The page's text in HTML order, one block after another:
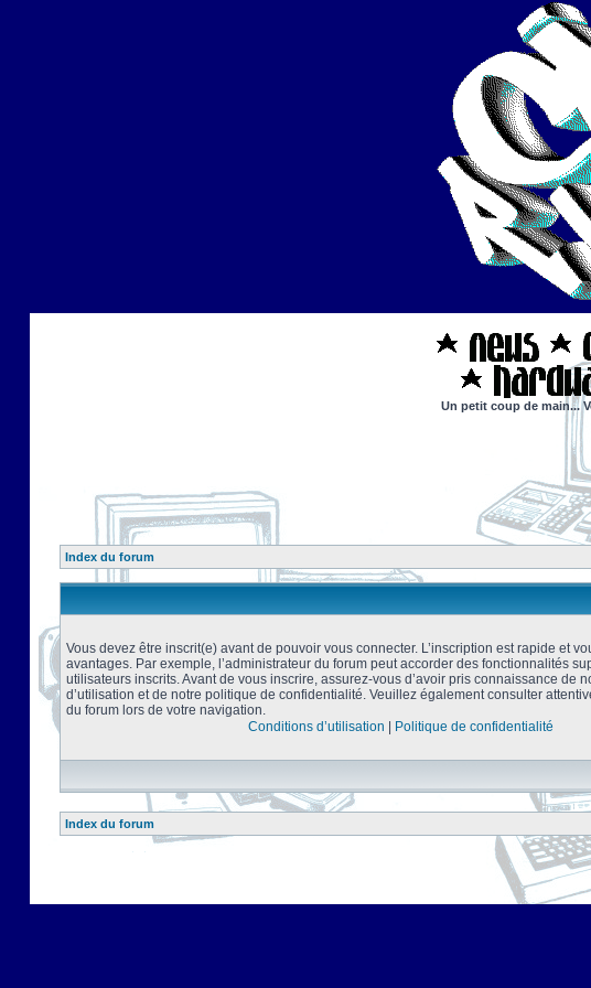
Un petit coup de main...
Index du forum
Vous devez être inscrit(e) avant de pouvoir vous connecter. L’inscription est rapide et
avantages. Par exemple, l’administrateur du forum peut accorder des fonctionnalités
utilisateurs inscrits. Avant de vous inscrire, assurez-vous d’avoir pris connaissance de
d’utilisation et de notre politique de confidentialité. Veuillez également consulter
du forum lors de votre navigation.
Conditions d’utilisation
Politique de confidentialité
Index du forum